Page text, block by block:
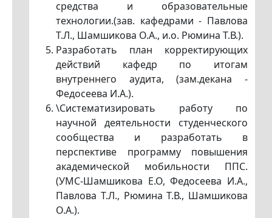
средства и образовательные
технологии.(зав. кафедрами - Павлова
Т.Л., Шамшикова О.А., и.о. Рюмина Т.В.).
Разработать план корректирующих
действий кафедр по итогам
внутреннего аудита, (зам.декана -
Федосеева И.А.).
\Систематизировать работу по
научной деятельности студенческого
сообщества и разработать в
перспективе программу повышения
академической мобильности ППС.
(УМС-Шамшикова Е.О, Федосеева И.А.,
Павлова Т.Л., Рюмина Т.В., Шамшикова
О.А.).